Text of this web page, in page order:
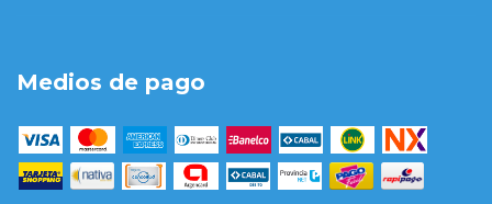
Medios de pago